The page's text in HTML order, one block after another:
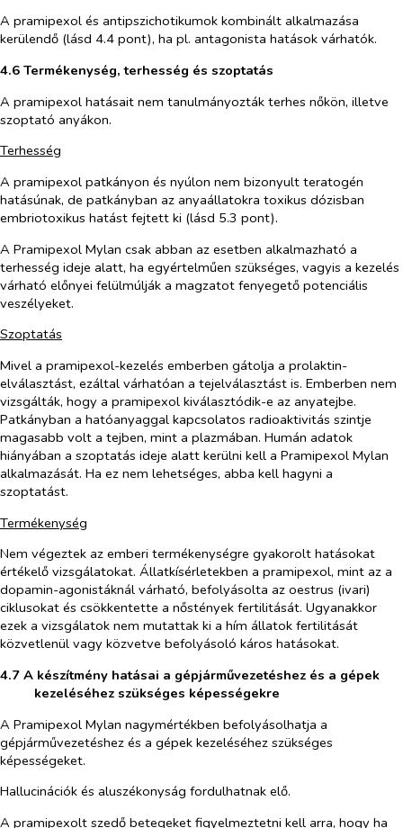
A pramipexol és antipszichotikumok kombinált alkalmazása
kerülendő (lásd 4.4 pont), ha pl. antagonista hatások várhatók.
4.6 Termékenység, terhesség és szoptatás
A pramipexol hatásait nem tanulmányozták terhes nőkön, illetve
szoptató anyákon.
Terhesség
A pramipexol patkányon és nyúlon nem bizonyult teratogén
hatásúnak, de patkányban az anyaállatokra toxikus dózisban
embriotoxikus hatást fejtett ki (lásd 5.3 pont).
A Pramipexol Mylan csak abban az esetben alkalmazható a
terhesség ideje alatt, ha egyértelműen szükséges, vagyis a kezelés
várható előnyei felülmúlják a magzatot fenyegető potenciális
veszélyeket.
Szoptatás
Mivel a pramipexol-kezelés emberben gátolja a prolaktin-
elválasztást, ezáltal várhatóan a tejelválasztást is. Emberben nem
vizsgálták, hogy a pramipexol kiválasztódik-e az anyatejbe.
Patkányban a hatóanyaggal kapcsolatos radioaktivitás szintje
magasabb volt a tejben, mint a plazmában. Humán adatok
hiányában a szoptatás ideje alatt kerülni kell a Pramipexol Mylan
alkalmazását. Ha ez nem lehetséges, abba kell hagyni a
szoptatást.
Termékenység
Nem végeztek az emberi termékenységre gyakorolt hatásokat
értékelő vizsgálatokat. Állatkísérletekben a pramipexol, mint az a
dopamin-agonistáknál várható, befolyásolta az oestrus (ivari)
ciklusokat és csökkentette a nőstények fertilitását. Ugyanakkor
ezek a vizsgálatok nem mutattak ki a hím állatok fertilitását
közvetlenül vagy közvetve befolyásoló káros hatásokat.
4.7 A készítmény hatásai a gépjárművezetéshez és a gépek
kezeléséhez szükséges képességekre
A Pramipexol Mylan nagymértékben befolyásolhatja a
gépjárművezetéshez és a gépek kezeléséhez szükséges
képességeket.
Hallucinációk és aluszékonyság fordulhatnak elő.
A pramipexolt szedő betegeket figyelmeztetni kell arra, hogy ha